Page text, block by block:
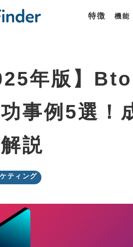
特徴 機能
年版】
事例5選！
説
ティング